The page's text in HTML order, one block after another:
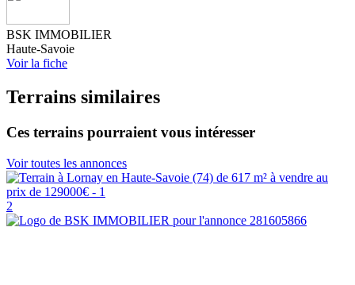
BSK IMMOBILIER
Haute-Savoie
Voir la fiche
Terrains similaires
Ces terrains pourraient vous intéresser
Voir toutes les annonces
2